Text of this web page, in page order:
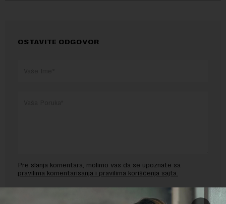
OSTAVITE ODGOVOR
Pre slanja komentara, molimo vas da se upoznate sa
pravilima komentarisanja i pravilima korišćenja sajta.
Google Uslovi Korišćenjasu primenjeni.